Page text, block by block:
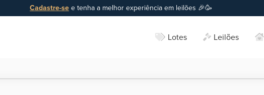
Cadastre-se e tenha a melhor experiência em leilões 🎉🥳
Lotes Leilões